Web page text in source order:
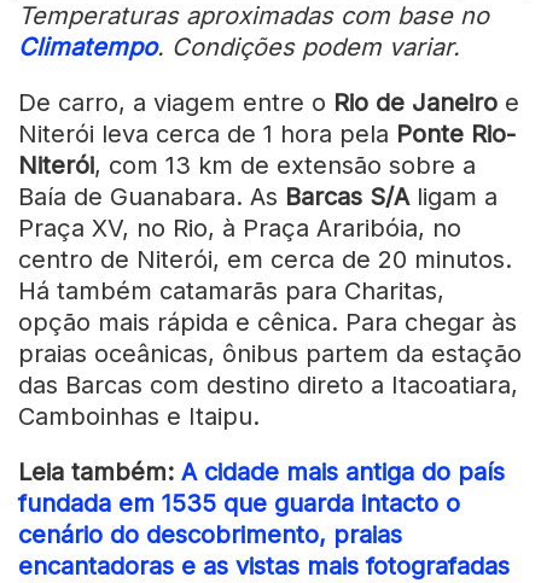
Temperaturas aproximadas com base no
Climatempo. Condições podem variar.
De carro, a viagem entre o Rio de Janeiro e
Niterói leva cerca de 1 hora pela Ponte Rio-
Niterói, com 13 km de extensão sobre a
Baía de Guanabara. As Barcas S/Aligam a
Praça XV, no Rio, à Praça Araribóia, no
centro de Niterói, em cerca de 20 minutos.
Há também catamarãs para Charitas,
opção mais rápida e cênica. Para chegar às
praias oceânicas, ônibus partem da estação
das Barcas com destino direto a Itacoatiara,
Camboinhas e Itaipu.
Leia também: A cidade mais antiga do país
fundada em 1535 que guarda intacto o
cenário do descobrimento, praias
encantadoras e as vistas mais fotografadas